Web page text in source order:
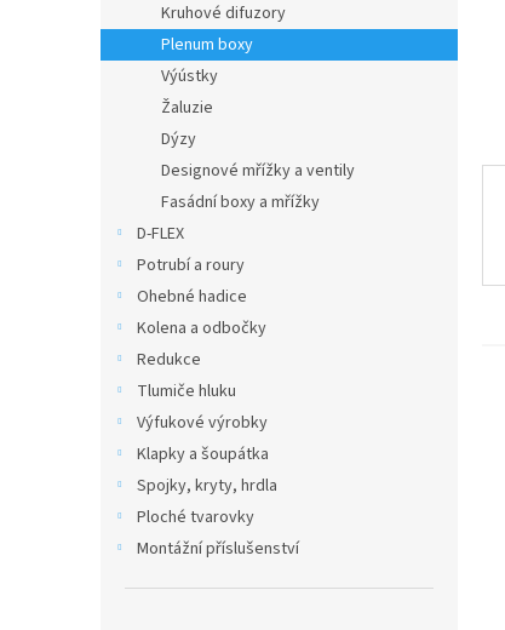
l
Kruhové difuzory
Plenum boxy
Výústky
Žaluzie
Dýzy
Designové mřížky a ventily
Fasádní boxy a mřížky
D-FLEX
Potrubí a roury
Ohebné hadice
Kolena a odbočky
Redukce
Tlumiče hluku
Výfukové výrobky
Klapky a šoupátka
Spojky, kryty, hrdla
Ploché tvarovky
Montážní příslušenství